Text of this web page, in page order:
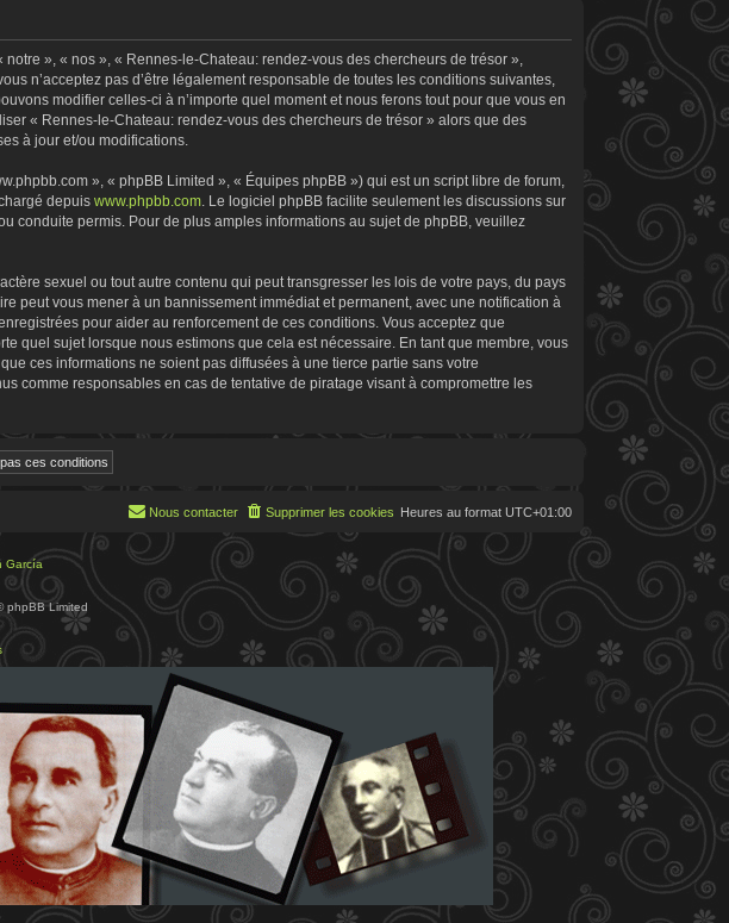
», « nos », « Rennes-le-Chateau: rendez-vous des chercheurs de trésor »,
n’acceptez pas d’être légalement responsable de toutes les conditions suivantes,
modifier celles-ci à n’importe quel moment et nous ferons tout pour que vous en
« Rennes-le-Chateau: rendez-vous des chercheurs de trésor » alors que des
à jour et/ou modifications.
», « phpBB Limited », « Équipes phpBB ») qui est un script libre de forum,
depuis www.phpbb.com . Le logiciel phpBB facilite seulement les discussions sur
conduite permis. Pour de plus amples informations au sujet de phpBB, veuillez
sexuel ou tout autre contenu qui peut transgresser les lois de votre pays, du pays
peut vous mener à un bannissement immédiat et permanent, avec une notification à
pour aider au renforcement de ces conditions. Vous acceptez que
quel sujet lorsque nous estimons que cela est nécessaire. En tant que membre, vous
ces informations ne soient pas diffusées à une tierce partie sans votre
comme responsables en cas de tentative de piratage visant à compromettre les
Heures au format UTC+01:00
Supprimer les cookies
Nous contacter
García
phpBB Limited